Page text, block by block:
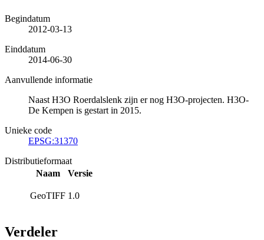
Begindatum
2012-03-13
Einddatum
2014-06-30
Aanvullende informatie
Naast H3O Roerdalslenk zijn er nog H3O-projecten. H3O-
De Kempen is gestart in 2015.
Unieke code
EPSG:31370
Distributieformaat
Naam
Versie
GeoTIFF 1.0
Verdeler